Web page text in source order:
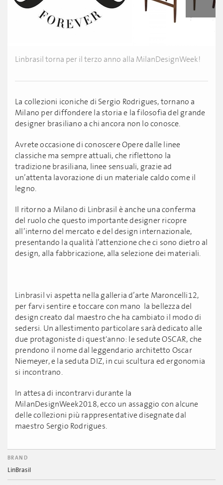
Linbrasil torna per il terzo anno alla MilanDesignWeek!
La collezioni iconiche di Sergio Rodrigues, tornano a
Milano per diffondere la storia e la filosofia del grande
designer brasiliano a chi ancora non lo conosce.
Avrete occasione di conoscere Opere dalle linee
classiche ma sempre attuali, che riflettono la
tradizione brasiliana, linee sensuali, grazie ad
un’attenta lavorazione di un materiale caldo come il
legno.
Il ritorno a Milano di Linbrasil è anche una conferma
del ruolo che questo importante designer ricopre
all’interno del mercato e del design internazionale,
presentando la qualità l’attenzione che ci sono dietro al
design, alla fabbricazione, alla selezione dei materiali.
Linbrasil vi aspetta nella galleria d’arte Maroncelli12,
per farvi sentire e toccare con mano la bellezza del
design creato dal maestro che ha cambiato il modo di
sedersi. Un allestimento particolare sarà dedicato alle
due protagoniste di quest'anno: le sedute OSCAR, che
prendono il nome dal leggendario architetto Oscar
Niemeyer, e la seduta DIZ, in cui scultura ed ergonomia
si incontrano.
In attesa di incontrarvi durante la
MilanDesignWeek2018, ecco un assaggio con alcune
delle collezioni più rappresentative disegnate dal
maestro Sergio Rodrigues.
BRAND
LinBrasil